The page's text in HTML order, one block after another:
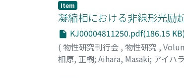
Item
凝縮相における非線形光励
KJ00004811250.pdf(186.15
( 物性研究刊行会 , 物性研究 ,
相原, 正樹; Aihara, Masaki; アイハ